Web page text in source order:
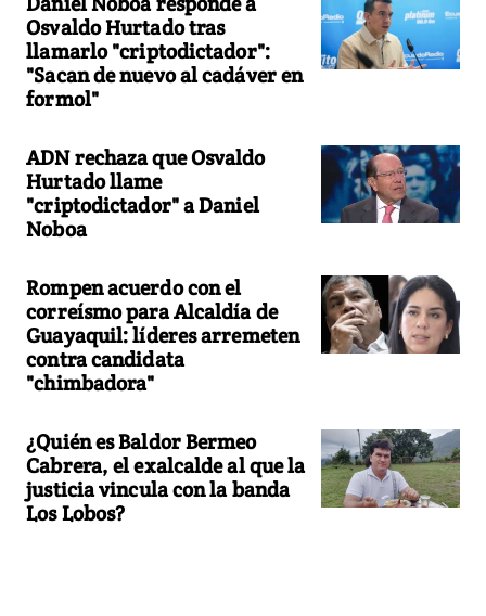
Osvaldo Hurtado tras
llamarlo "criptodictador":
"Sacan de nuevo al cadáver en
formol"
ADN rechaza que Osvaldo
Hurtado llame
"criptodictador" a Daniel
Noboa
Rompen acuerdo con el
correísmo para Alcaldía de
Guayaquil: líderes arremeten
contra candidata
"chimbadora"
¿Quién es Baldor Bermeo
Cabrera, el exalcalde al que la
justicia vincula con la banda
Los Lobos?